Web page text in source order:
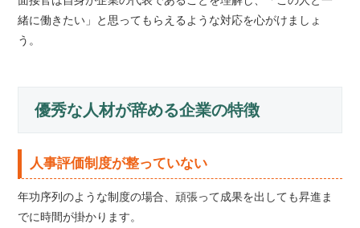
緒に働きたい」と思ってもらえるような対応を心がけましょ
う。
優秀な人材が辞める企業の特徴
人事評価制度が整っていない
年功序列のような制度の場合、頑張って成果を出しても昇進ま
でに時間が掛かります。